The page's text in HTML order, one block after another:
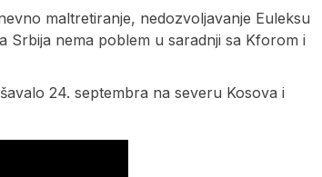
maltretiranje, nedozvoljavanje Euleksu
Srbija nema poblem u saradnji sa Kforom i
24. septembra na severu Kosova i